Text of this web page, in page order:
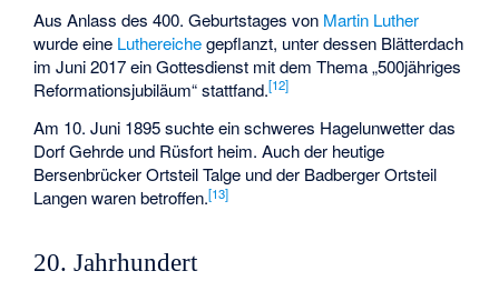
Aus Anlass des 400. Geburtstages von Martin Luther
wurde eine Luthereichegepflanzt, unter dessen Blätterdach
im Juni 2017 ein Gottesdienst mit dem Thema „500jähriges
Reformationsjubiläum“ stattfand.[12]
Am 10. Juni 1895 suchte ein schweres Hagelunwetter das
Dorf Gehrde und Rüsfort heim. Auch der heutige
Bersenbrücker Ortsteil Talge und der Badberger Ortsteil
Langen waren betroffen.[13]
20. Jahrhundert